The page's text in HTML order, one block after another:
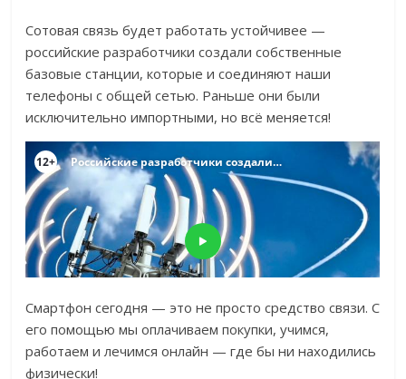
Сотовая связь будет работать устойчивее —
российские разработчики создали собственные
базовые станции, которые и соединяют наши
телефоны с общей сетью. Раньше они были
исключительно импортными, но всё меняется!
Смартфон сегодня — это не просто средство связи. С
его помощью мы оплачиваем покупки, учимся,
работаем и лечимся онлайн — где бы ни находились
физически!